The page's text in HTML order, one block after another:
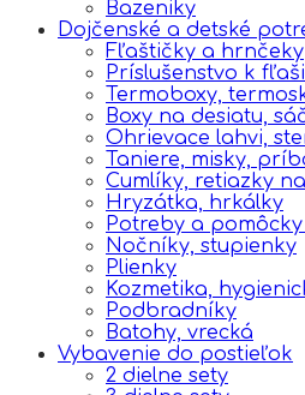
Bazeniky
Dojčenské a detské
Fľaštičky a hrnčeky
Príslušenstvo k
Termoboxy,
Boxy na desiatu,
Ohrievace lahvi,
Taniere, misky,
Cumlíky, retiazky
Hryzátka, hrkálky
Potreby a
Nočníky, stupienky
Plienky
Kozmetika,
Podbradníky
Batohy, vrecká
Vybavenie do postieľok
2 dielne sety